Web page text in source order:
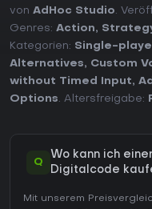
von AdHoc Studio.
Genres: Action,
Kategorien: Single-
Alternatives, Custom
without Timed Input,
Options. Altersfreigabe:
Q
Wo kann ich
Digitalcode
Mit unserem